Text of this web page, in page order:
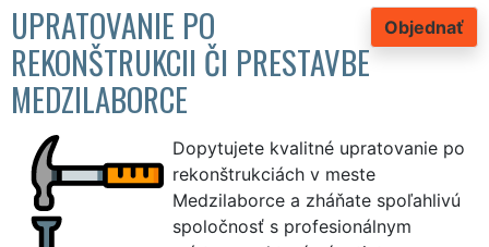
Objednať
UPRATOVANIE PO
REKONŠTRUKCII ČI PRESTAVBE
MEDZILABORCE
Dopytujete kvalitné upratovanie po
rekonštrukciách v meste
Medzilaborce a zháňate spoľahlivú
spoločnosť s profesionálnym